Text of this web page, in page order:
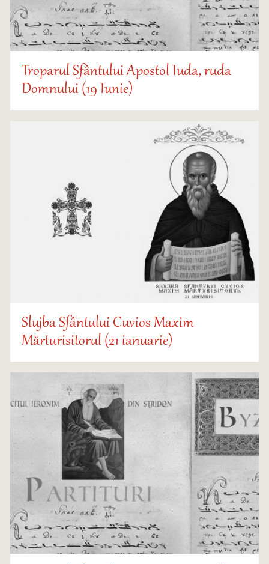
Troparul Sfântului Apostol Iuda, ruda
Domnului (19 Iunie)
Slujba Sfântului Cuvios Maxim
Mărturisitorul (21 ianuarie)